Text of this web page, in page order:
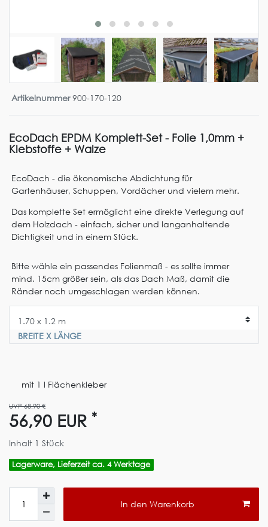
Artikelnummer900-170-120
EcoDach EPDM Komplett-Set - Folie 1,0mm +
Klebstoffe + Walze
EcoDach - die ökonomische Abdichtung für
Gartenhäuser, Schuppen, Vordächer und vielem mehr.
Das komplette Set ermöglicht eine direkte Verlegung auf
dem Holzdach - einfach, sicher und langanhaltende
Dichtigkeit und in einem Stück.
Bitte wähle ein passendes Folienmaß - es sollte immer
mind. 15cm größer sein, als das Dach Maß, damit die
Ränder noch umgeschlagen werden können.
BREITE X LÄNGE
mit 1 l Flächenkleber
UVP 68,90 €
56,90 EUR *
Inhalt 1 Stück
Lagerware, Lieferzeit ca. 4 Werktage
In den Warenkorb